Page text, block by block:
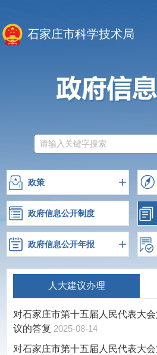
石家庄市科学技术局
政策
政府信息公开制度
政府信息公开年报
人大建议办理
对石家庄市第十五届人民代表大
议的答复 2025-08-14
对石家庄市第十五届人民代表大